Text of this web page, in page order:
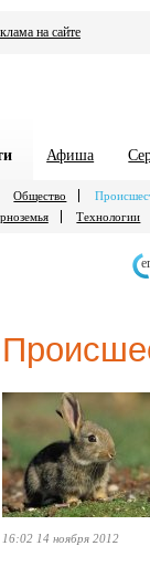
на сайте
Афиша
Общество
Технологии
16:02 14 ноября 2012